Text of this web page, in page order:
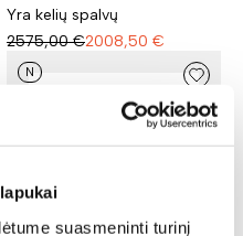
suasmeninti turinį
Yra kelių spalvų
2575,00 €2008,50 €
N
Kampas COMO 2,5FL-EM-